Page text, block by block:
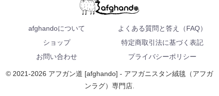
afghandoについて
よくある質問と答え（FAQ）
ショップ
特定商取引法に基づく表記
お問い合わせ
プライバシーポリシー
© 2021-2026 アフガン道 [afghando] - アフガニスタン絨毯（アフガ
ンラグ）専門店.